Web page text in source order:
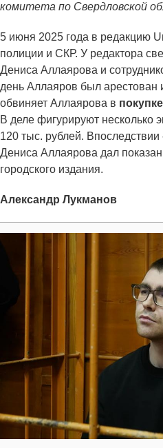
комитета по Свердловской
5 июня 2025 года в редакцию
полиции и СКР. У редактора
Дениса Аллаярова и
день Аллаяров был
обвиняет Аллаярова в
В деле фигурируют несколько
120 тыс. рублей. Впоследствии
Дениса Аллаярова дал
городского издания.
Александр Лукманов